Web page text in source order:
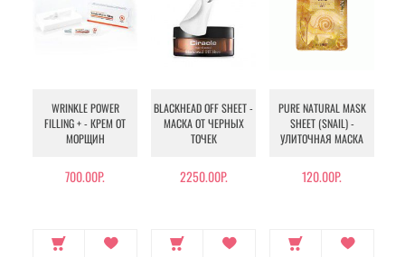
WRINKLE POWER
FILLING + - КРЕМ ОТ
МОРЩИН
700.00Р.
BLACKHEAD OFF SHEET -
МАСКА ОТ ЧЕРНЫХ
ТОЧЕК
2250.00Р.
PURE NATURAL MASK
SHEET (SNAIL) -
УЛИТОЧНАЯ МАСКА
120.00Р.